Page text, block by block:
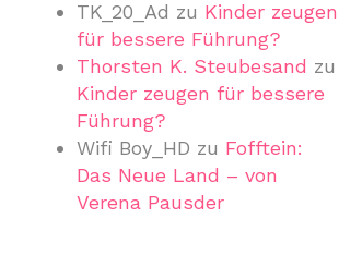
TK_20_Ad zu Kinder zeugen
für bessere Führung?
Thorsten K. Steubesand zu
Kinder zeugen für bessere
Führung?
Wifi Boy_HD zu Fofftein:
Das Neue Land – von
Verena Pausder